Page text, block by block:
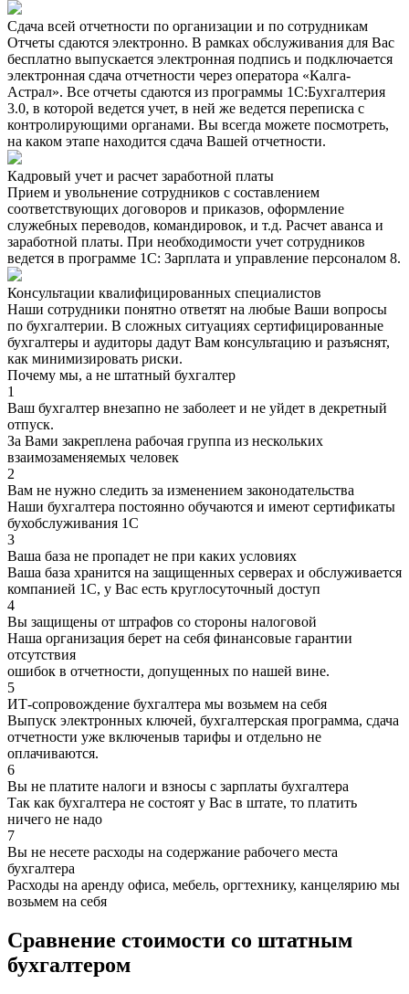
Сдача всей отчетности по организации и по сотрудникам
Отчеты сдаются электронно. В рамках обслуживания для Вас
бесплатно выпускается электронная подпись и подключается
электронная сдача отчетности через оператора «Калга-
Астрал». Все отчеты сдаются из программы 1С:Бухгалтерия
3.0, в которой ведется учет, в ней же ведется переписка с
контролирующими органами. Вы всегда можете посмотреть,
на каком этапе находится сдача Вашей отчетности.
Кадровый учет и расчет заработной платы
Прием и увольнение сотрудников с составлением
соответствующих договоров и приказов, оформление
служебных переводов, командировок, и т.д. Расчет аванса и
заработной платы. При необходимости учет сотрудников
ведется в программе 1С: Зарплата и управление персоналом 8.
Консультации квалифицированных специалистов
Наши сотрудники понятно ответят на любые Ваши вопросы
по бухгалтерии. В сложных ситуациях сертифицированные
бухгалтеры и аудиторы дадут Вам консультацию и разъяснят,
как минимизировать риски.
Почему мы, а не штатный бухгалтер
1
Ваш бухгалтер внезапно не заболеет и не уйдет в декретный
отпуск.
За Вами закреплена рабочая группа из нескольких
взаимозаменяемых человек
2
Вам не нужно следить за изменением законодательства
Наши бухгалтера постоянно обучаются и имеют сертификаты
бухобслуживания 1С
3
Ваша база не пропадет не при каких условиях
Ваша база хранится на защищенных серверах и обслуживается
компанией 1С, у Вас есть круглосуточный доступ
4
Вы защищены от штрафов со стороны налоговой
Наша организация берет на себя финансовые гарантии
отсутствия
ошибок в отчетности, допущенных по нашей вине.
5
ИТ-сопровождение бухгалтера мы возьмем на себя
Выпуск электронных ключей, бухгалтерская программа, сдача
отчетности уже включеныв тарифы и отдельно не
оплачиваются.
6
Вы не платите налоги и взносы с зарплаты бухгалтера
Так как бухгалтера не состоят у Вас в штате, то платить
ничего не надо
7
Вы не несете расходы на содержание рабочего места
бухгалтера
Расходы на аренду офиса, мебель, оргтехнику, канцелярию мы
возьмем на себя
Сравнение стоимости со штатным
бухгалтером